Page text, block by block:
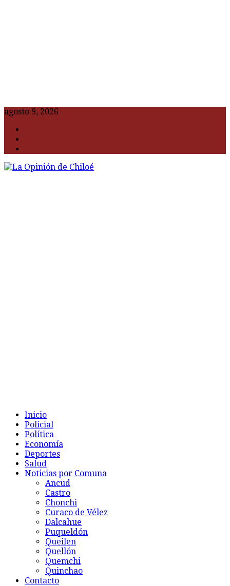
agosto 9, 2026
Inicio
Policial
Política
Economía
Deportes
Salud
Noticias por Comuna
Ancud
Castro
Chonchi
Curaco de Vélez
Dalcahue
Puqueldón
Queilen
Quellón
Quemchi
Quinchao
Contacto